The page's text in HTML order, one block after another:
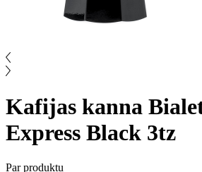
Kafijas kanna
Express Black 3tz
Par produktu